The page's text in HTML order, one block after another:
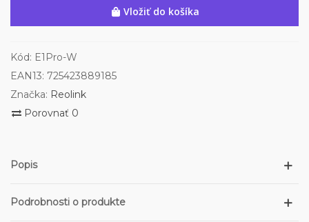
Vložiť do košíka
Kód: E1Pro-W
EAN13: 725423889185
Značka: Reolink
Porovnať 0
Popis
Podrobnosti o produkte